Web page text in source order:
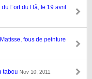
Fort du Hâ, le 19 avril
fous de peinture
tabou Nov 10, 2011